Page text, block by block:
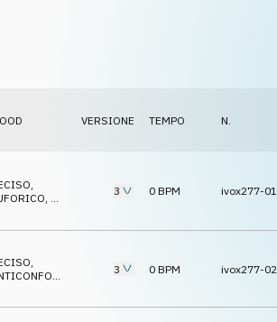
VERSIONE TEMPO N.
3 0 BPM ivox277-01
,
3 0 BPM ivox277-02